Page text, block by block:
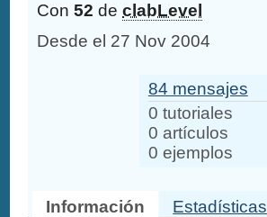
Con52 declabLevel
Desde el 27 Nov 2004
84 mensajes
0 tutoriales
0 artículos
0 ejemplos
Información Estadísticas